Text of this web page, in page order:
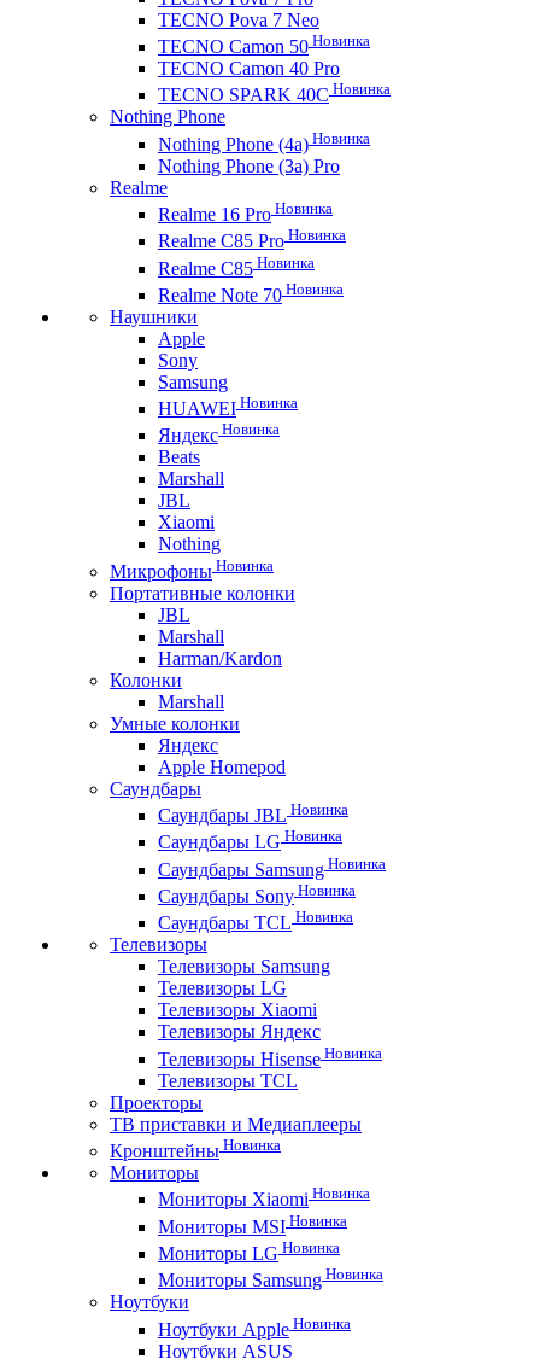
TECNO Pova 7 Neo
TECNO Camon 50 Новинка
TECNO Camon 40 Pro
TECNO SPARK 40C Новинка
Nothing Phone
Nothing Phone (4a) Новинка
Nothing Phone (3a) Pro
Realme
Realme 16 Pro Новинка
Realme C85 Pro Новинка
Realme C85 Новинка
Realme Note 70 Новинка
Наушники
Apple
Sony
Samsung
HUAWEI Новинка
Яндекс Новинка
Beats
Marshall
JBL
Xiaomi
Nothing
Микрофоны Новинка
Портативные колонки
JBL
Marshall
Harman/Kardon
Колонки
Marshall
Умные колонки
Яндекс
Apple Homepod
Саундбары
Саундбары JBL Новинка
Саундбары LG Новинка
Саундбары Samsung Новинка
Саундбары Sony Новинка
Саундбары TCL Новинка
Телевизоры
Телевизоры Samsung
Телевизоры LG
Телевизоры Xiaomi
Телевизоры Яндекс
Телевизоры Hisense Новинка
Телевизоры TCL
Проекторы
ТВ приставки и Медиаплееры
Кронштейны Новинка
Мониторы
Мониторы Xiaomi Новинка
Мониторы MSI Новинка
Мониторы LG Новинка
Мониторы Samsung Новинка
Ноутбуки
Ноутбуки Apple Новинка
Ноутбуки ASUS